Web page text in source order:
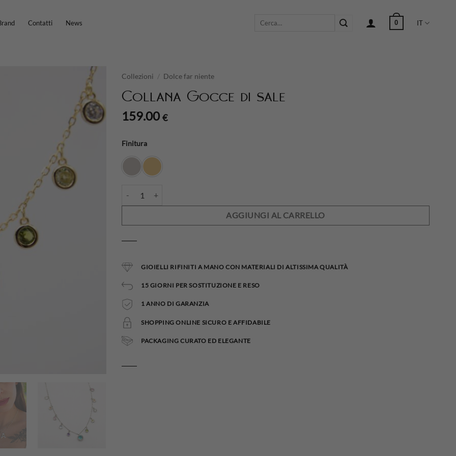
Contatti News
Cerca: 0 IT
Collezioni / Dolce far niente
Collana Gocce di sale
159.00 €
Finitura
AGGIUNGI AL CARRELLO
GIOIELLI RIFINITI A MANO CON MATERIALI DI ALTISSIMA QUALITÀ
15 GIORNI PER SOSTITUZIONE E RESO
1 ANNO DI GARANZIA
SHOPPING ONLINE SICURO E AFFIDABILE
PACKAGING CURATO ED ELEGANTE